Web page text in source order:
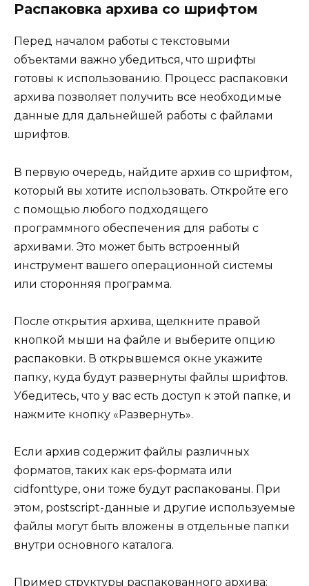
Распаковка архива со шрифтом
Перед началом работы с текстовыми
объектами важно убедиться, что шрифты
готовы к использованию. Процесс распаковки
архива позволяет получить все необходимые
данные для дальнейшей работы с файлами
шрифтов.
В первую очередь, найдите архив со шрифтом,
который вы хотите использовать. Откройте его
с помощью любого подходящего
программного обеспечения для работы с
архивами. Это может быть встроенный
инструмент вашего операционной системы
или сторонняя программа.
После открытия архива, щелкните правой
кнопкой мыши на файле и выберите опцию
распаковки. В открывшемся окне укажите
папку, куда будут развернуты файлы шрифтов.
Убедитесь, что у вас есть доступ к этой папке, и
нажмите кнопку «Развернуть».
Если архив содержит файлы различных
форматов, таких как eps-формата или
cidfonttype, они тоже будут распакованы. При
этом, postscript-данные и другие используемые
файлы могут быть вложены в отдельные папки
внутри основного каталога.
Пример структуры распакованного архива: